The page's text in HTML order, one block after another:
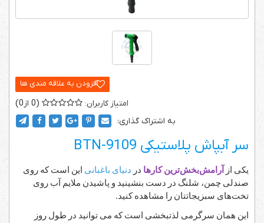
0
0
به اشتراک گذاری:
سر آبپاش پلاستیکی BTN-9109
یکی از آرامش‌بخش‌ترین کارها در دنیای باغبانی این است که روی
صندلی چمن، شلنگ در دست بنشینید و پاشیدن ملایم آب روی
تخت‌های سبزیجاتتان را مشاهده کنید.
این همان سرگرمی لذتبخشی است که می توانید در طول روز